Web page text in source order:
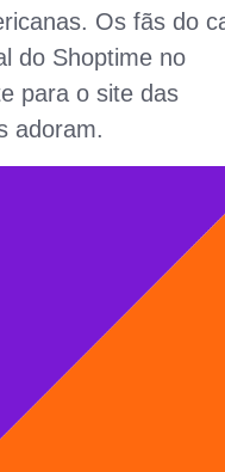
Os fãs do
do Shoptime no
para o site das
adoram.